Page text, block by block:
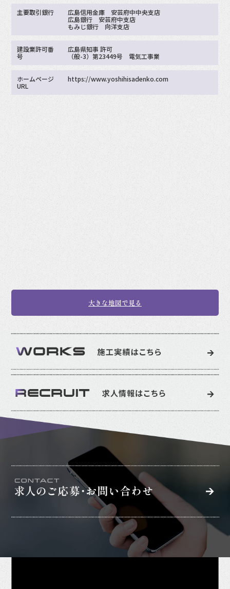
主要取引銀行
広島信用金庫 安芸府中中央支店
広島銀行 安芸府中支店
もみじ銀行 向洋支店
建設業許可番
号
広島県知事 許可
（般-3）第23449号 電気工事業
ホームページ
URL
https://www.yoshihisadenko.com
大きな地図で見る